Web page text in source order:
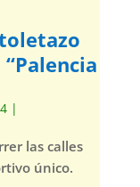
|
las calles
único.